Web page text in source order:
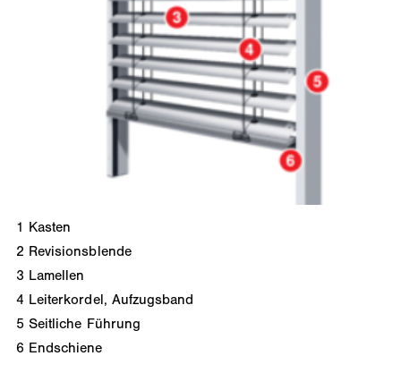
1 Kasten
2 Revisionsblende
3 Lamellen
4 Leiterkordel, Aufzugsband
5 Seitliche Führung
6 Endschiene